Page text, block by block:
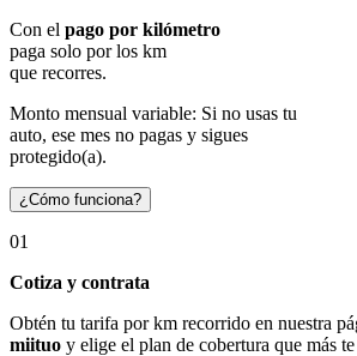
Con el pago por kilómetro
paga solo por los km
que recorres.
Monto mensual variable: Si no usas tu
auto, ese mes no pagas y sigues
protegido(a).
¿Cómo funciona?
01
Cotiza y contrata
Obtén tu tarifa por km recorrido en nuestra
miituo y elige el plan de cobertura que más